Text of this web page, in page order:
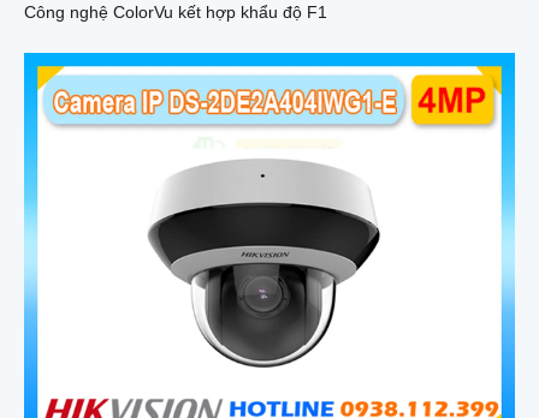
Công nghệ ColorVu kết hợp khẩu độ F1